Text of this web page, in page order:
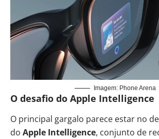
Imagem: Phone Arena
O desafio do Apple Intelligence
O principal gargalo parece estar no
do Apple Intelligence, conjunto de